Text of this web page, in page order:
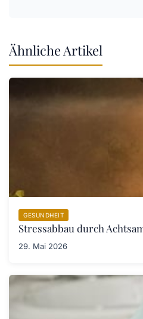
Ähnliche Artikel
GESUNDHEIT
Stressabbau durch
29. Mai 2026